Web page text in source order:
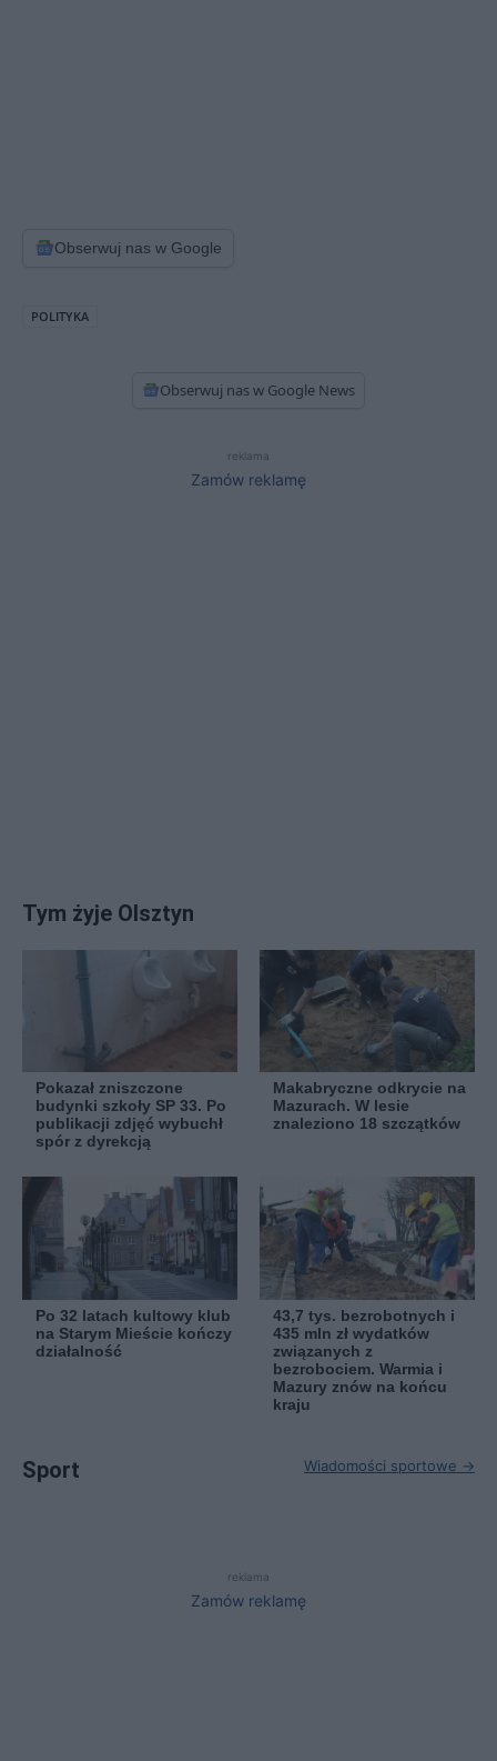
Obserwuj nas w Google
POLITYKA
Obserwuj nas w Google News
reklama
Zamów reklamę
Tym żyje Olsztyn
Pokazał zniszczone
budynki szkoły SP 33. Po
publikacji zdjęć wybuchł
spór z dyrekcją
Makabryczne odkrycie na
Mazurach. W lesie
znaleziono 18 szczątków
Po 32 latach kultowy klub
na Starym Mieście kończy
działalność
43,7 tys. bezrobotnych i
435 mln zł wydatków
związanych z
bezrobociem. Warmia i
Mazury znów na końcu
kraju
Sport Wiadomości sportowe →
reklama
Zamów reklamę